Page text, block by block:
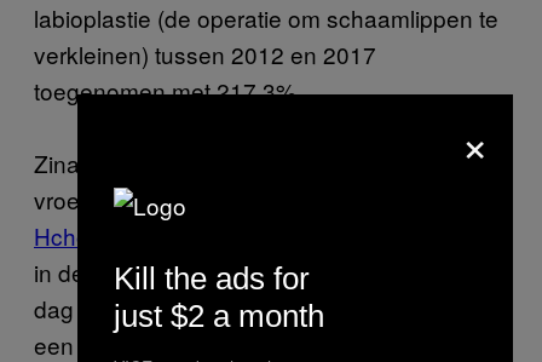
labioplastie (de operatie om schaamlippen te
verkleinen) tussen 2012 en 2017
toegenomen met 217,3%.
Zina Hamzaoui, klinisch seksuologe,
vroedvrouw en auteur van het boek ‘
Hchoum
in de loop der tijd geëvolueerd. Vandaag de
dag baseren reclames hun ideaalbeeld op
een perfect symmetrische, geparfumeerde,
×
Kill the ads for
just $2 a month